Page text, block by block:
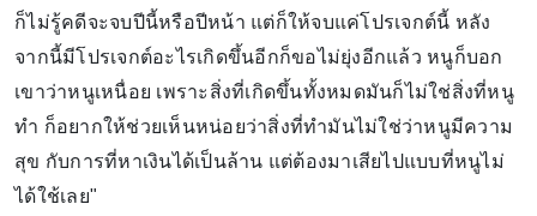
ก็ไม่รู้คดีจะจบปีนี้หรือปีหน้า แต่ก็ให้จบแค่โปรเจกต์นี้ หลัง
จากนี้มีโปรเจกต์อะไรเกิดขึ้นอีกก็ขอไม่ยุ่งอีกแล้ว หนูก็บอก
เขาว่าหนูเหนื่อย เพราะสิ่งที่เกิดขึ้นทั้งหมดมันก็ไม่ใช่สิ่งที่หนู
ทำ ก็อยากให้ช่วยเห็นหน่อยว่าสิ่งที่ทำมันไม่ใช่ว่าหนูมีความ
สุข กับการที่หาเงินได้เป็นล้าน แต่ต้องมาเสียไปแบบที่หนูไม่
ได้ใช้เลย"